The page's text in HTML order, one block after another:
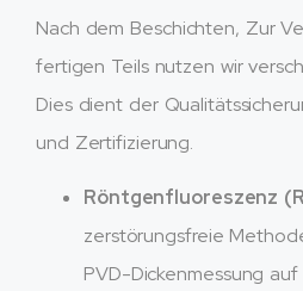
Nach dem Beschichten, Zur
fertigen Teils nutzen wir
Dies dient der
und Zertifizierung.
Röntgenfluoreszenz
zerstörungsfreie
PVD-Dickenmessung